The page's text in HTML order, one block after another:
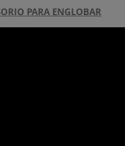
PARA ENGLOBAR